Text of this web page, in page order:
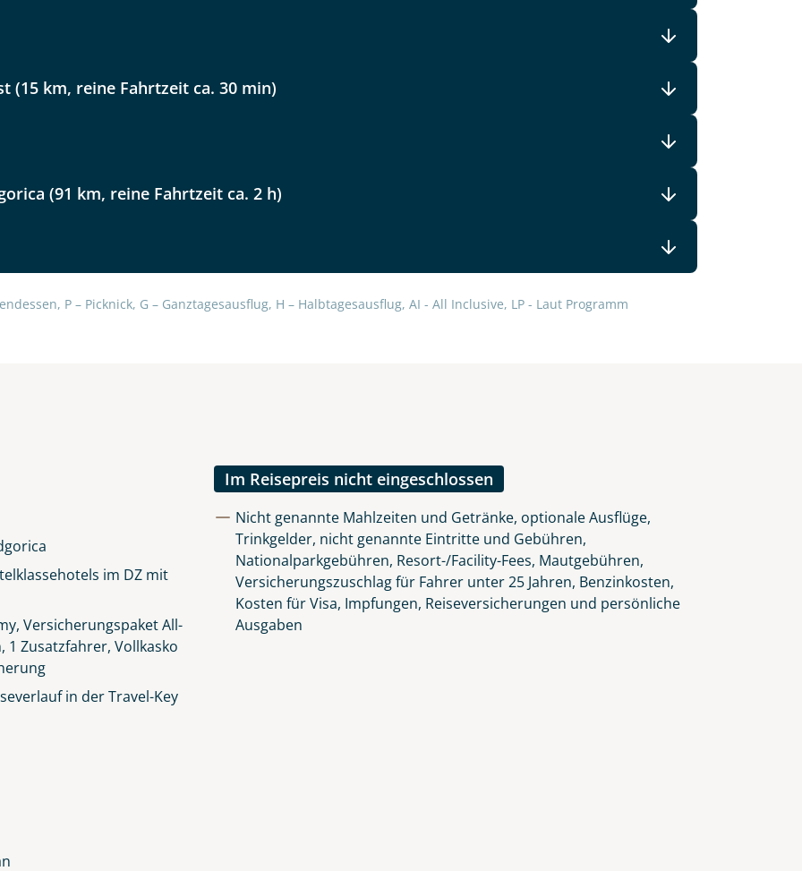
(15 km, reine Fahrtzeit ca. 30 min)
(91 km, reine Fahrtzeit ca. 2 h)
P – Picknick, G – Ganztagesausflug, H – Halbtagesausflug, AI - All Inclusive, LP - Laut Programm
im DZ mit
Versicherungspaket All-
1 Zusatzfahrer, Vollkasko
in der Travel-Key
Im Reisepreis nicht eingeschlossen
Nicht genannte Mahlzeiten und Getränke, optionale Ausflüge,
Trinkgelder, nicht genannte Eintritte und Gebühren,
Nationalparkgebühren, Resort-/Facility-Fees, Mautgebühren,
Versicherungszuschlag für Fahrer unter 25 Jahren, Benzinkosten,
Kosten für Visa, Impfungen, Reiseversicherungen und persönliche
Ausgaben
an unseren Server geschickt. Mit Absenden des Formulars, erklären Sie, dass Sie die
zur Kenntnis genommen und akzeptiert haben.